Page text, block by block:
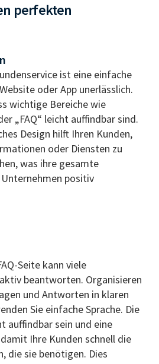
perfekten
ist eine einfache
oder App unerlässlich.
wichtige Bereiche wie
„FAQ“ leicht auffindbar sind.
Design hilft Ihren Kunden,
oder Diensten zu
was ihre gesamte
positiv
Seite kann viele
beantworten. Organisieren
und Antworten in klaren
Sie einfache Sprache. Die
auffindbar sein und eine
Ihre Kunden schnell die
die sie benötigen. Dies